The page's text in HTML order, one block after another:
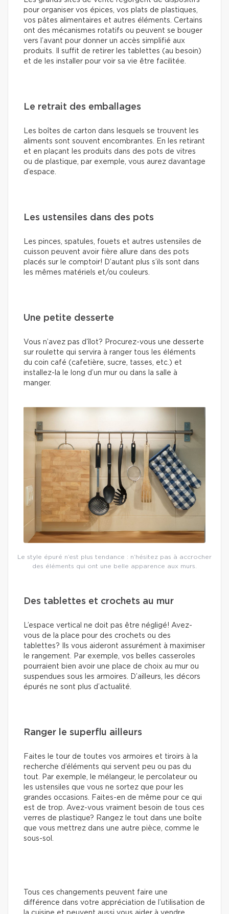
pour organiser vos épices, vos plats de plastiques,
vos pâtes alimentaires et autres éléments. Certains
ont des mécanismes rotatifs ou peuvent se bouger
vers l’avant pour donner un accès simplifié aux
produits. Il suffit de retirer les tablettes (au besoin)
et de les installer pour voir sa vie être facilitée.
Le retrait des emballages
Les boîtes de carton dans lesquels se trouvent les
aliments sont souvent encombrantes. En les retirant
et en plaçant les produits dans des pots de vitres
ou de plastique, par exemple, vous aurez davantage
d’espace.
Les ustensiles dans des pots
Les pinces, spatules, fouets et autres ustensiles de
cuisson peuvent avoir fière allure dans des pots
placés sur le comptoir! D’autant plus s’ils sont dans
les mêmes matériels et/ou couleurs.
Une petite desserte
Vous n’avez pas d’îlot? Procurez-vous une desserte
sur roulette qui servira à ranger tous les éléments
du coin café (cafetière, sucre, tasses, etc.) et
installez-la le long d’un mur ou dans la salle à
manger.
Le style épuré n’est plus tendance : n’hésitez pas à accrocher
des éléments qui ont une belle apparence aux murs.
Des tablettes et crochets au mur
L’espace vertical ne doit pas être négligé! Avez-
vous de la place pour des crochets ou des
tablettes? Ils vous aideront assurément à maximiser
le rangement. Par exemple, vos belles casseroles
pourraient bien avoir une place de choix au mur ou
suspendues sous les armoires. D’ailleurs, les décors
épurés ne sont plus d’actualité.
Ranger le superflu ailleurs
Faites le tour de toutes vos armoires et tiroirs à la
recherche d’éléments qui servent peu ou pas du
tout. Par exemple, le mélangeur, le percolateur ou
les ustensiles que vous ne sortez que pour les
grandes occasions. Faites-en de même pour ce qui
est de trop. Avez-vous vraiment besoin de tous ces
verres de plastique? Rangez le tout dans une boîte
que vous mettrez dans une autre pièce, comme le
sous-sol.
Tous ces changements peuvent faire une
différence dans votre appréciation de l’utilisation de